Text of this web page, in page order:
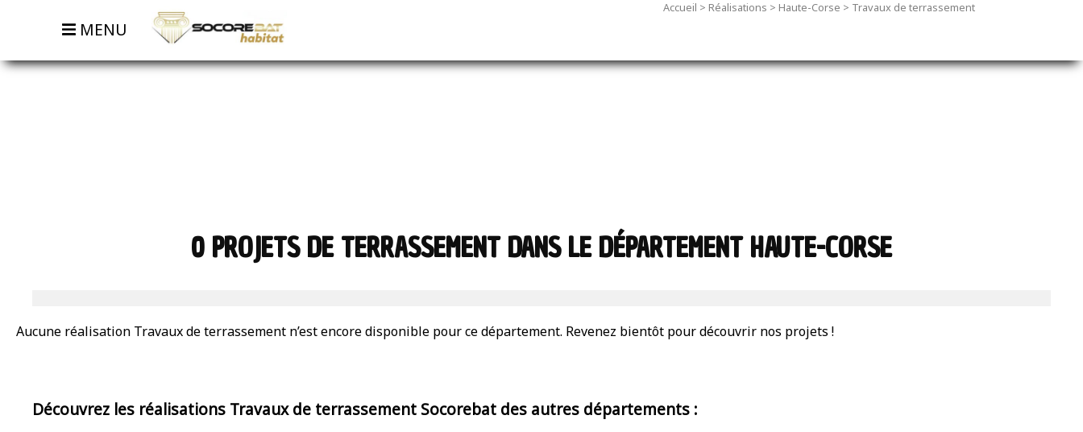
MENU
Accueil > Réalisations > Haute-Corse > Travaux de terrassement
0 PROJETS DE TERRASSEMENT DANS LE DÉPARTEMENT HAUTE-CORSE
Aucune réalisation Travaux de terrassement n’est encore disponible pour ce département. Revenez bientôt pour découvrir nos projets !
Découvrez les réalisations Travaux de terrassement Socorebat des autres départements :